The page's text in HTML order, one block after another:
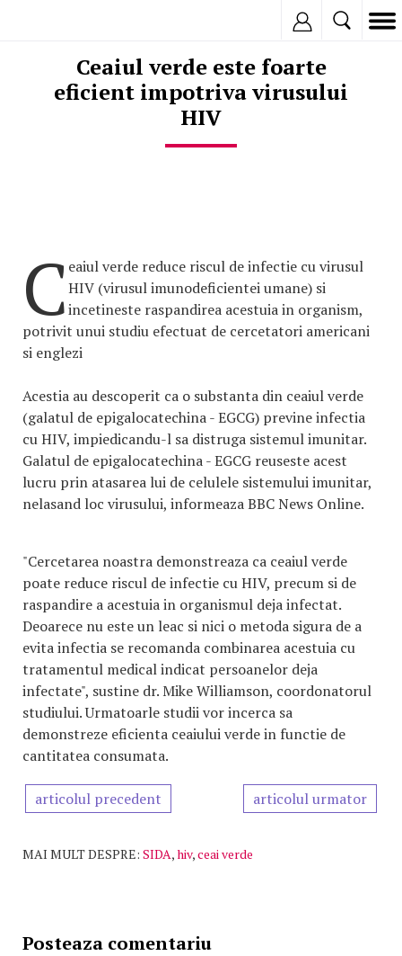
Ceaiul verde este foarte
eficient impotriva virusului
HIV
C eaiul verde reduce riscul de infectie cu virusul
HIV (virusul imunodeficientei umane) si
incetineste raspandirea acestuia in organism,
potrivit unui studiu efectuat de cercetatori americani
si englezi
Acestia au descoperit ca o substanta din ceaiul verde
(galatul de epigalocatechina - EGCG) previne infectia
cu HIV, impiedicandu-l sa distruga sistemul imunitar.
Galatul de epigalocatechina - EGCG reuseste acest
lucru prin atasarea lui de celulele sistemului imunitar,
nelasand loc virusului, informeaza BBC News Online.
"Cercetarea noastra demonstreaza ca ceaiul verde
poate reduce riscul de infectie cu HIV, precum si de
raspandire a acestuia in organismul deja infectat.
Deoarece nu este un leac si nici o metoda sigura de a
evita infectia se recomanda combinarea acestuia cu
tratamentul medical indicat persoanelor deja
infectate", sustine dr. Mike Williamson, coordonatorul
studiului. Urmatoarle studii vor incerca sa
demonstreze eficienta ceaiului verde in functie de
cantitatea consumata.
articolul precedent articolul urmator
MAI MULT DESPRE: SIDA,hiv,ceai verde
Posteaza comentariu